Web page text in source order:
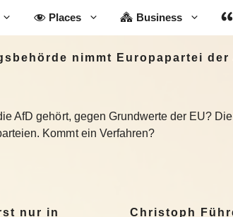
Places Business
nimmt Europapartei
AfD gehört, gegen Grundwerte der EU?
Kommt ein Verfahren?
nur in
Christoph